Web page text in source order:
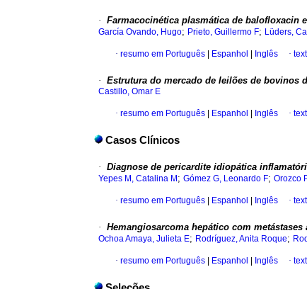
· Farmacocinética plasmática de balofloxacin
García Ovando, Hugo; Prieto, Guillermo F; Lüders,
· resumo em Português Espanhol Inglês ·
· Estrutura do mercado de leilões de bovinos
Castillo, Omar E
· resumo em Português Espanhol Inglês ·
Casos Clínicos
· Diagnose de pericardite idiopática
Yepes M, Catalina M ; Gómez G, Leonardo F; Orozco
· resumo em Português Espanhol Inglês ·
· Hemangiosarcoma hepático com
Ochoa Amaya, Julieta E; Rodríguez, Anita Roque;
· resumo em Português Espanhol Inglês ·